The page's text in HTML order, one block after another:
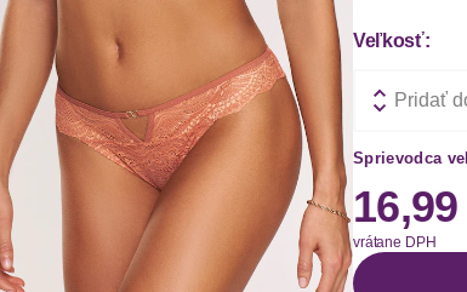
Veľkosť:
Pridať
Sprievodca
vrátane DPH